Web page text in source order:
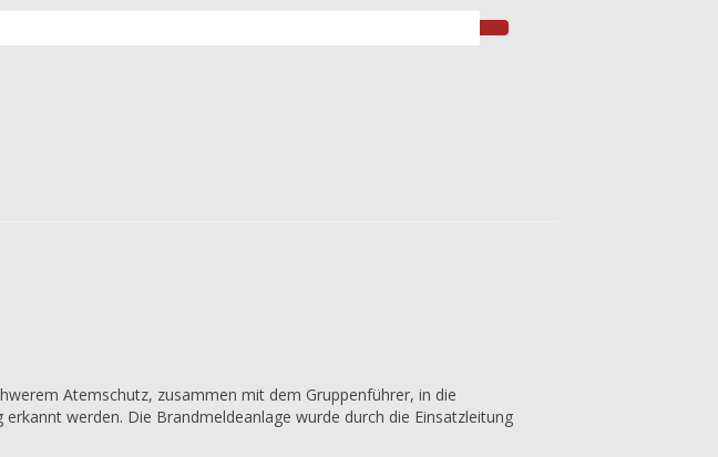
Atemschutz, zusammen mit dem Gruppenführer, in die
werden. Die Brandmeldeanlage wurde durch die Einsatzleitung